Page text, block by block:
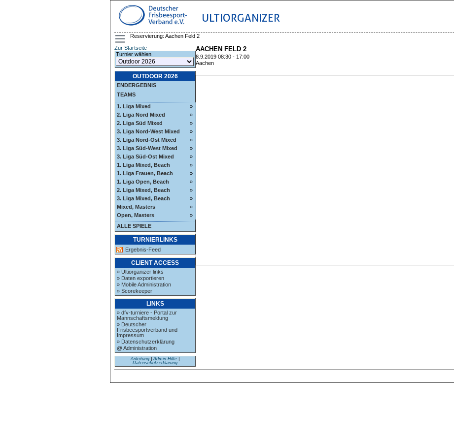
ULTIORGANIZER
Reservierung: Aachen Feld 2
Zur Startseite
Turnier wählen
OUTDOOR 2026
ENDERGEBNIS
TEAMS
1. Liga Mixed
»
2. Liga Nord Mixed
»
2. Liga Süd Mixed
»
3. Liga Nord-West Mixed
»
3. Liga Nord-Ost Mixed
»
3. Liga Süd-West Mixed
»
3. Liga Süd-Ost Mixed
»
1. Liga Mixed, Beach
»
1. Liga Frauen, Beach
»
1. Liga Open, Beach
»
2. Liga Mixed, Beach
»
3. Liga Mixed, Beach
»
Mixed, Masters
»
Open, Masters
»
ALLE SPIELE
TURNIERLINKS
Ergebnis-Feed
CLIENT ACCESS
» Ultiorganizer links
» Daten exportieren
» Mobile Administration
» Scorekeeper
LINKS
» dfv-turniere - Portal zur
Mannschaftsmeldung
» Deutscher
Frisbeesportverband und
Impressum
» Datenschutzerklärung
@ Administration
Anleitung| Admin-Hilfe|
Datenschutzerklärung
AACHEN FELD 2
8.9.2019 08:30 - 17:00
Aachen